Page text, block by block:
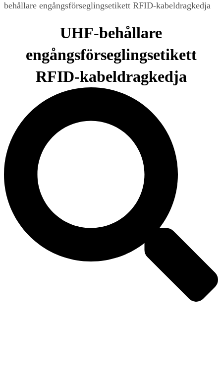
behållare engångsförseglingsetikett RFID-kabeldragkedja
UHF-behållare
engångsförseglingsetikett
RFID-kabeldragkedja